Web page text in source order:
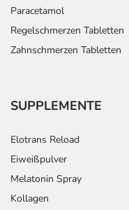
Paracetamol
Regelschmerzen Tabletten
Zahnschmerzen Tabletten
SUPPLEMENTE
Elotrans Reload
Eiweißpulver
Melatonin Spray
Kollagen